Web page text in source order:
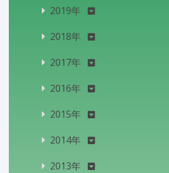
2019年
2018年
2017年
2016年
2015年
2014年
2013年